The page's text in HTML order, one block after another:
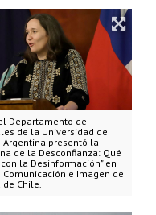
Departamento de
de la Universidad de
Argentina presentó la
de la Desconfianza: Qué
la Desinformación" en
e Imagen de
Chile.